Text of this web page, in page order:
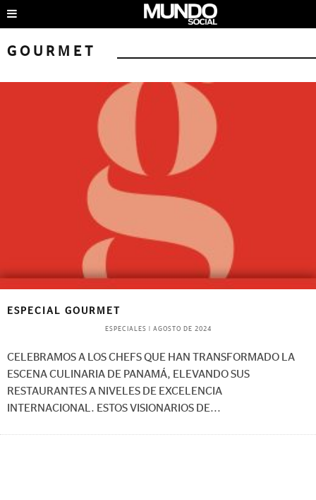
GOURMET
ESPECIAL GOURMET
ESPECIALES AGOSTO DE 2024
CELEBRAMOS A LOS CHEFS QUE HAN TRANSFORMADO LA
ESCENA CULINARIA DE PANAMÁ, ELEVANDO SUS
RESTAURANTES A NIVELES DE EXCELENCIA
INTERNACIONAL. ESTOS VISIONARIOS DE...